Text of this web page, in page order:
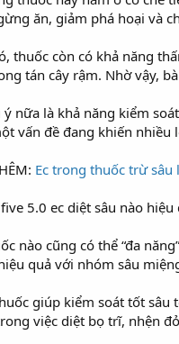
ăn, giảm phá hoại và
thuốc còn có khả năng
tán cây rậm. Nhờ vậy,
nữa là khả năng kiểm
vấn đề đang khiến
Ec trong thuốc trừ sâu
5.0 ec diệt sâu nào hiệu
nào cũng có thể “đa
quả với nhóm sâu
giúp kiểm soát tốt
việc diệt bọ trĩ, nhện